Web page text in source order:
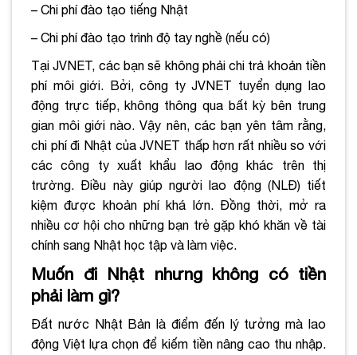
– Chi phí đào tạo tiếng Nhật
– Chi phí đào tạo trình độ tay nghề (nếu có)
Tại JVNET, các bạn sẽ không phải chi trả khoản tiền
phí môi giới. Bởi, công ty JVNET tuyển dụng lao
động trực tiếp, không thông qua bất kỳ bên trung
gian môi giới nào. Vậy nên, các bạn yên tâm rằng,
chi phí đi Nhật của JVNET thấp hơn rất nhiều so với
các công ty xuất khẩu lao động khác trên thị
trường. Điều này giúp người lao động (NLĐ) tiết
kiệm được khoản phí khá lớn. Đồng thời, mở ra
nhiều cơ hội cho những bạn trẻ gặp khó khăn về tài
chính sang Nhật học tập và làm việc.
Muốn đi Nhật nhưng không có tiền
phải làm gì?
Đất nước Nhật Bản là điểm đến lý tưởng mà lao
động Việt lựa chọn để kiếm tiền nâng cao thu nhập.